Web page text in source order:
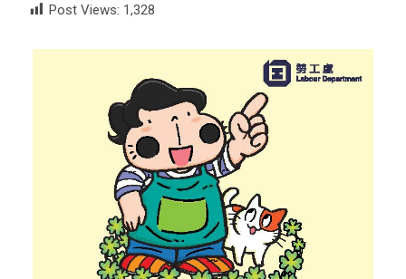
Post Views: 1,328